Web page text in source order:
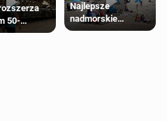
50-
Najlepsze
nadmorskie
miasteczko blisko